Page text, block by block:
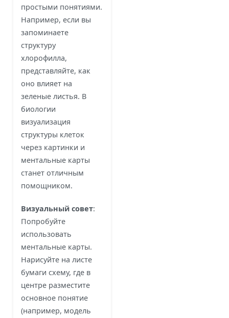
простыми понятиями.
Например, если вы
запоминаете
структуру
хлорофилла,
представляйте, как
оно влияет на
зеленые листья. В
биологии
визуализация
структуры клеток
через картинки и
ментальные карты
станет отличным
помощником.
Визуальный совет:
Попробуйте
использовать
ментальные карты.
Нарисуйте на листе
бумаги схему, где в
центре разместите
основное понятие
(например, модель